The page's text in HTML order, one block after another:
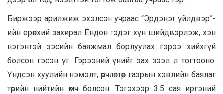
Биржээр арилжиж эхэлсэн учраас “Эрдэнэт үйлдвэр”-
ийн ерөнхий захирал Ёндон гэдэг хүн шийдвэрлэж, хэн
нэгэнтэй зэсийн баяжмал борлуулах гэрээ хийхгүй
болсон гэсэн үг. Гэрээний үнийг зах зээл л тогтооно.
Үндсэн хуулийн нэмэлт, өөрчлөлтөөр газрын хэвлийн баялаг
төрийн нийтийн өмч болсон. Тэгэхээр 3.5 сая иргэний